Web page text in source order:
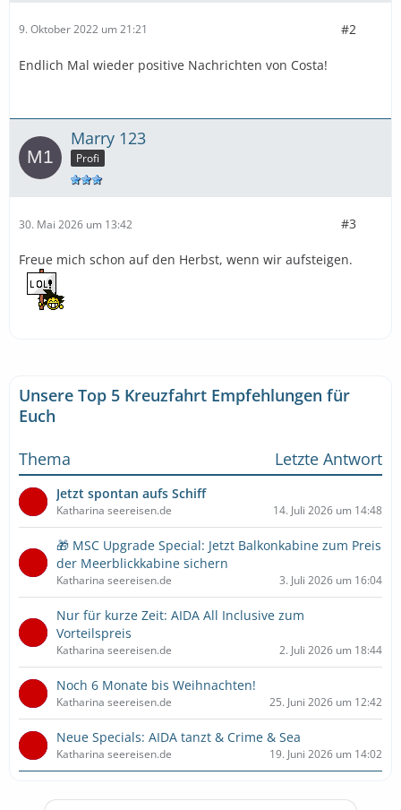
9. Oktober 2022 um 21:21 #2
Endlich Mal wieder positive Nachrichten von Costa!
Marry 123
Profi
30. Mai 2026 um 13:42 #3
Freue mich schon auf den Herbst, wenn wir aufsteigen.
Unsere Top 5 Kreuzfahrt Empfehlungen für
Euch
Thema
Letzte Antwort
Jetzt spontan aufs Schiff
Katharina seereisen.de 14. Juli 2026 um 14:48
🎁 MSC Upgrade Special: Jetzt Balkonkabine zum Preis
der Meerblickkabine sichern
Katharina seereisen.de 3. Juli 2026 um 16:04
Nur für kurze Zeit: AIDA All Inclusive zum
Vorteilspreis
Katharina seereisen.de 2. Juli 2026 um 18:44
Noch 6 Monate bis Weihnachten!
Katharina seereisen.de 25. Juni 2026 um 12:42
Neue Specials: AIDA tanzt & Crime & Sea
Katharina seereisen.de 19. Juni 2026 um 14:02